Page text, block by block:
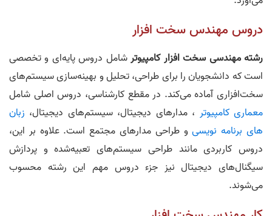
دروس مهندس سخت افزار
رشته مهندسی سخت افزار کامپیوترشامل دروس پایه‌ای و تخصصی
است که دانشجویان را برای طراحی، تحلیل و بهینه‌سازی سیستم‌های
سخت‌افزاری آماده می‌کند. در مقطع کارشناسی، دروس اصلی شامل
معماری کامپیوتر ، مدارهای دیجیتال، سیستم‌های دیجیتال، زبان
های برنامه نویسیو طراحی مدارهای مجتمع است. علاوه بر این،
دروس کاربردی مانند طراحی سیستم‌های تعبیه‌شده و پردازش
سیگنال‌های دیجیتال نیز جزء دروس مهم این رشته محسوب
می‌شوند.